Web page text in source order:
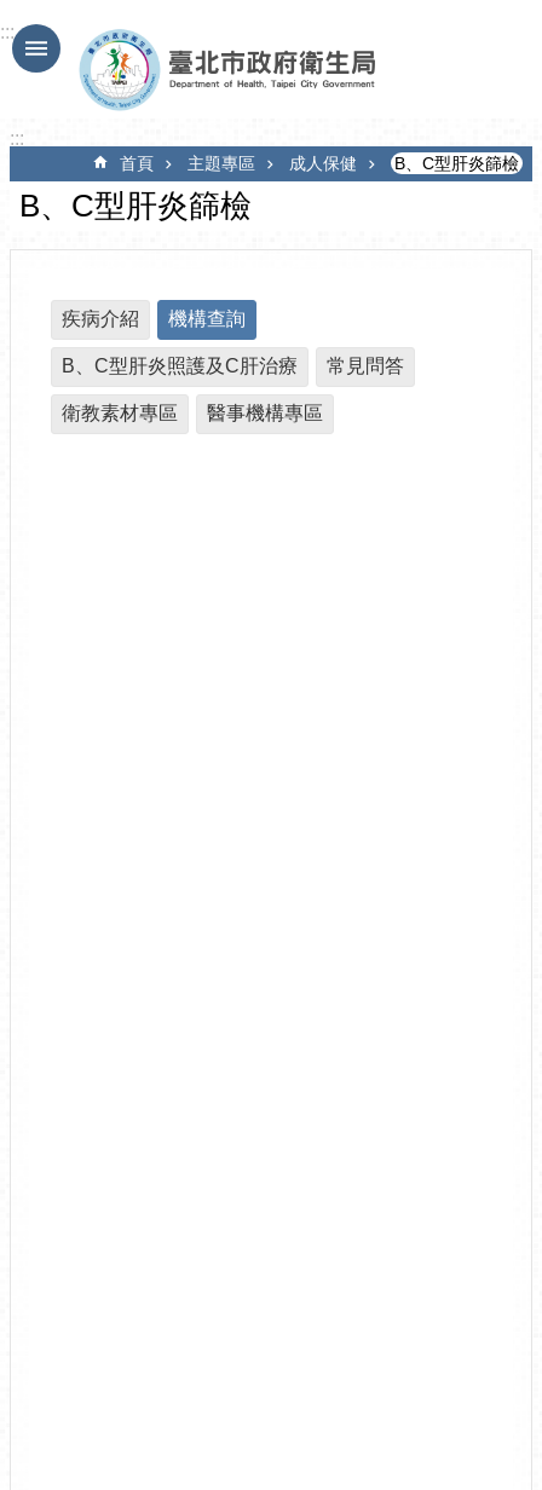
跳到主要內容區塊
:::
:::
首頁 主題專區 成人保健 B、C型肝炎篩檢
B、C型肝炎篩檢
疾病介紹 機構查詢
B、C型肝炎照護及C肝治療 常見問答
衛教素材專區 醫事機構專區